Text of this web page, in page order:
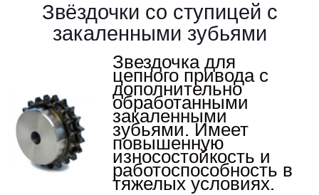
Звёздочки со ступицей с
закаленными зубьями
Звездочка для
цепного привода с
дополнительно
обработанными
закаленными
зубьями. Имеет
повышенную
износостойкость и
работоспособность в
тяжелых условиях.